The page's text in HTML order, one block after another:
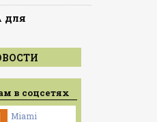
для
в соцсетях
Miami